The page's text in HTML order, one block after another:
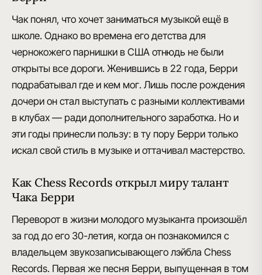
Чак понял, что хочет заниматься музыкой ещё в
школе. Однако во времена его детства для
чернокожего парнишки в США отнюдь не были
открыты все дороги. Женившись в 22 года, Берри
подрабатывал где и кем мог. Лишь после рождения
дочери он стал выступать с разными коллективами
в клубах — ради дополнительного заработка. Но и
эти годы принесли пользу: в ту пору Берри только
искал свой стиль в музыке и оттачивал мастерство.
Как Chess Records открыл миру талант
Чака Берри
Переворот в жизни молодого музыканта произошёл
за год до его 30-летия, когда он познакомился с
владельцем звукозаписывающего лэйбла Chess
Records. Первая же песня Берри, выпущенная в том